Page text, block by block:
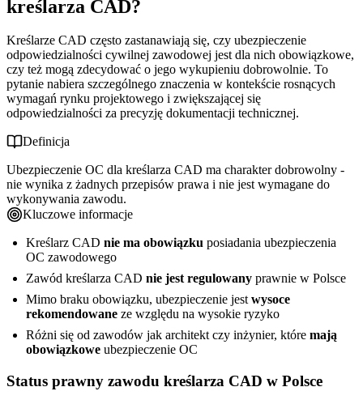
kreślarza CAD?
Kreślarze CAD często zastanawiają się, czy ubezpieczenie
odpowiedzialności cywilnej zawodowej jest dla nich obowiązkowe,
czy też mogą zdecydować o jego wykupieniu dobrowolnie. To
pytanie nabiera szczególnego znaczenia w kontekście rosnących
wymagań rynku projektowego i zwiększającej się
odpowiedzialności za precyzję dokumentacji technicznej.
Definicja
Ubezpieczenie OC dla kreślarza CAD ma charakter dobrowolny -
nie wynika z żadnych przepisów prawa i nie jest wymagane do
wykonywania zawodu.
Kluczowe informacje
Kreślarz CAD nie ma obowiązku posiadania ubezpieczenia
OC zawodowego
Zawód kreślarza CAD nie jest regulowany prawnie w Polsce
Mimo braku obowiązku, ubezpieczenie jestwysoce
rekomendowane ze względu na wysokie ryzyko
Różni się od zawodów jak architekt czy inżynier, które mają
obowiązkowe ubezpieczenie OC
Status prawny zawodu kreślarza CAD w Polsce